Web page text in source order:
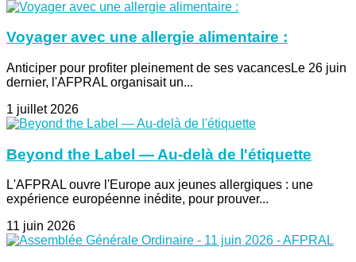
Voyager avec une allergie alimentaire :
Anticiper pour profiter pleinement de ses vacancesLe 26 juin
dernier, l'AFPRAL organisait un...
1 juillet 2026
Beyond the Label — Au-delà de l'étiquette
L'AFPRAL ouvre l'Europe aux jeunes allergiques : une
expérience européenne inédite, pour prouver...
11 juin 2026